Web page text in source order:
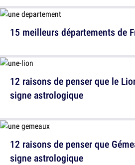
15 meilleurs départements de
12 raisons de penser que
signe astrologique
12 raisons de penser que le
signe astrologique